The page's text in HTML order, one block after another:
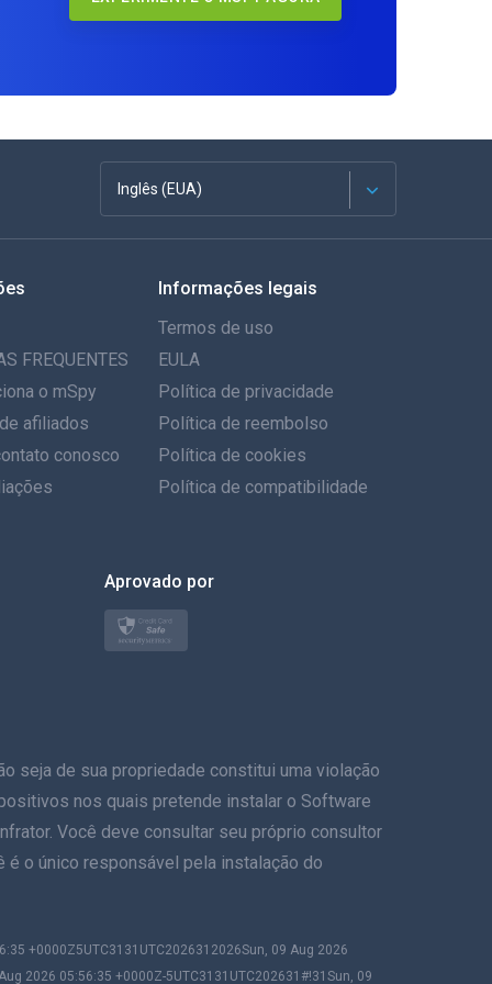
Inglês (EUA)
Francês
Espanhol
Português
Italiano
Türkçe
Nórdico
FREQUENTES
o mSpy
afiliados
conosco
Informações legais
Termos de uso
EULA
Política de privacidade
Política de reembolso
Política de cookies
Política de compatibilidade
Aprovado por
seja de sua propriedade constitui uma violação
nos quais pretende instalar o Software
Você deve consultar seu próprio consultor
o único responsável pela instalação do
+0000Z5UTC3131UTC2026312026Sun, 09 Aug 2026
2026 05:56:35 +0000Z-5UTC3131UTC202631#!31Sun, 09